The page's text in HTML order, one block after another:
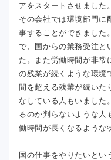
アをスタートさせました。
その会社では環境部門に
事することができました
で、国からの業務受注と
た。また労働時間が非常
の残業が続くような環境
間を超える残業が続いた
なしている人もいました
るのか判らないような人
働時間が長くなるような
国の仕事をやりたいとい